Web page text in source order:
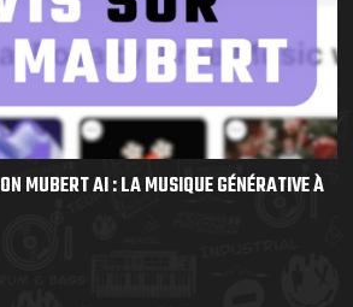
MUBERT AI : LA MUSIQUE GÉNÉRATIVE À